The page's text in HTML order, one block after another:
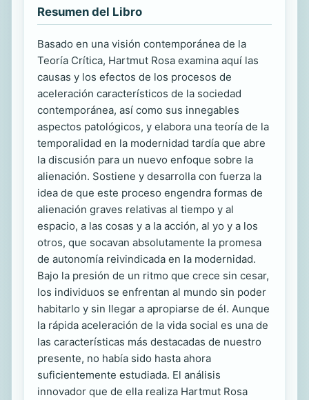
Resumen del Libro
Basado en una visión contemporánea de la
Teoría Crítica, Hartmut Rosa examina aquí las
causas y los efectos de los procesos de
aceleración característicos de la sociedad
contemporánea, así como sus innegables
aspectos patológicos, y elabora una teoría de la
temporalidad en la modernidad tardía que abre
la discusión para un nuevo enfoque sobre la
alienación. Sostiene y desarrolla con fuerza la
idea de que este proceso engendra formas de
alienación graves relativas al tiempo y al
espacio, a las cosas y a la acción, al yo y a los
otros, que socavan absolutamente la promesa
de autonomía reivindicada en la modernidad.
Bajo la presión de un ritmo que crece sin cesar,
los individuos se enfrentan al mundo sin poder
habitarlo y sin llegar a apropiarse de él. Aunque
la rápida aceleración de la vida social es una de
las características más destacadas de nuestro
presente, no había sido hasta ahora
suficientemente estudiada. El análisis
innovador que de ella realiza Hartmut Rosa